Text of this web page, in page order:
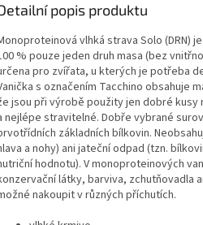
popis produktu
vlhká strava Solo (DRN)
% pouze jeden druh masa (bez
pro zvířata, u kterých je potřeba
s označením Tacchino obsahuje
jsou při výrobě použity jen dobré
nejlépe stravitelné. Dobře vybrané
základních bílkovin.
a nohy) ani jateční odpad (tzn.
hodnotu). V monoproteinových
látky, barviva, zchutňovadla
nakoupit v různých příchutích.